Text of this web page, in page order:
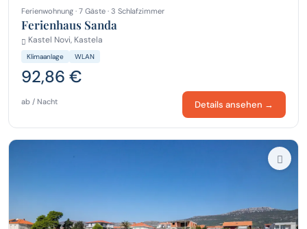
Ferienwohnung · 7 Gäste · 3 Schlafzimmer
Ferienhaus Sanda
Kastel Novi, Kastela
Klimaanlage WLAN
92,86 €
ab / Nacht Details ansehen →